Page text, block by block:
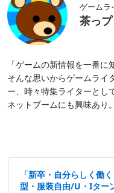
ゲームラ
茶っ
「ゲームの新情報を一番に
そんな思いからゲームライ
ー、時々特集ライターとし
ネットブームにも興味あり。
「新卒・自分らしく働
型・服装自由/U・Iター